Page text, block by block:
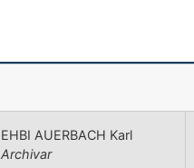
EHBI AUERBACH Karl
Archivar